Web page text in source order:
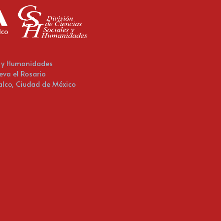
Humanidades
el Rosario
Ciudad de México